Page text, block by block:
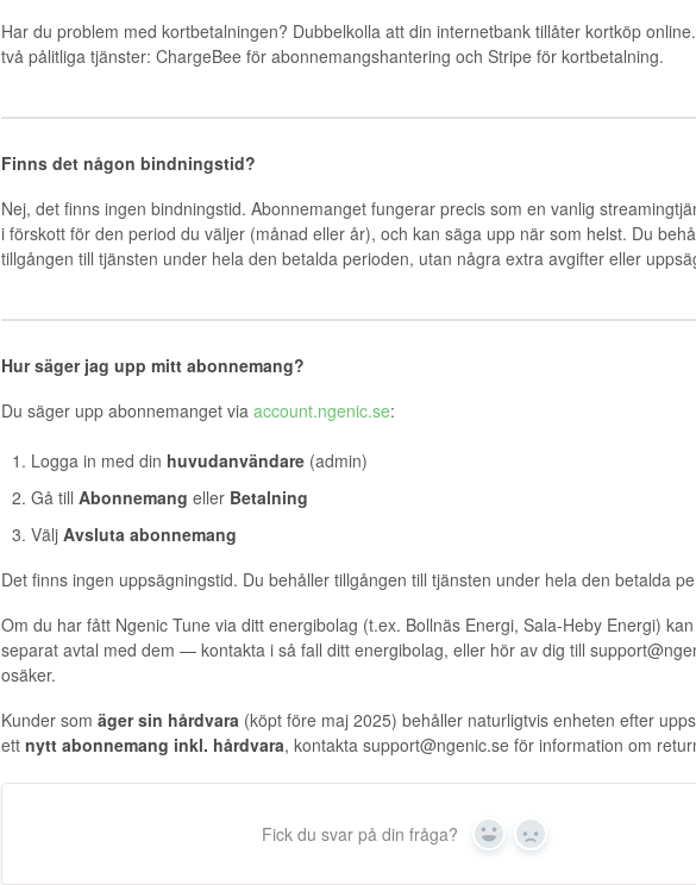
Har du problem med kortbetalningen? Dubbelkolla att din internetbank tillåter kortköp
två pålitliga tjänster: ChargeBee för abonnemangshantering och Stripe för kortbetalning.
Finns det någon bindningstid?
Nej, det finns ingen bindningstid. Abonnemanget fungerar precis som en vanlig
i förskott för den period du väljer (månad eller år), och kan säga upp när som helst. Du
tillgången till tjänsten under hela den betalda perioden, utan några extra avgifter eller
Hur säger jag upp mitt abonnemang?
Du säger upp abonnemanget via account.ngenic.se:
Logga in med din huvudanvändare(admin)
Gå till Abonnemang eller Betalning
Välj Avsluta abonnemang
Det finns ingen uppsägningstid. Du behåller tillgången till tjänsten under hela den betalda
Om du har fått Ngenic Tune via ditt energibolag (t.ex. Bollnäs Energi, Sala-Heby Energi)
separat avtal med dem — kontakta i så fall ditt energibolag, eller hör av dig till
osäker.
Kunder som äger sin hårdvara(köpt före maj 2025) behåller naturligtvis enheten efter
ett nytt abonnemang inkl. hårdvara, kontakta support@ngenic.se för information om
Fick du svar på din fråga? Yes No